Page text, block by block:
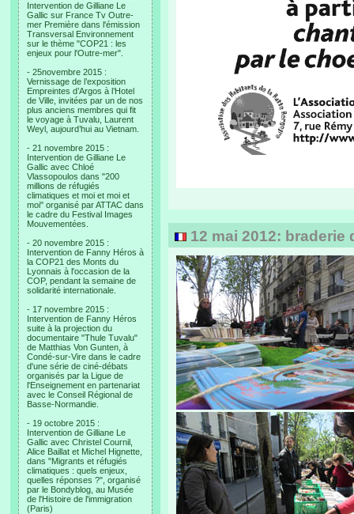
Intervention de Gilliane Le
Gallic sur France Tv Outre-
mer Première dans l'émission
Transversal Environnement
sur le thème "COP21 : les
enjeux pour l'Outre-mer".
- 25novembre 2015 :
Vernissage de l’exposition
Empreintes d’Argos à l’Hotel
de Ville, invitées par un de nos
plus anciens membres qui fit
le voyage à Tuvalu, Laurent
Weyl, aujourd’hui au Vietnam.
- 21 novembre 2015 :
Intervention de Gilliane Le
Gallic avec Chloé
Vlassopoulos dans "200
millions de réfugiés
climatiques et moi et moi et
moi" organisé par ATTAC dans
le cadre du Festival Images
Mouvementées.
- 20 novembre 2015 :
Intervention de Fanny Héros à
la COP21 des Monts du
Lyonnais à l'occasion de la
COP, pendant la semaine de
solidarité internationale.
- 17 novembre 2015 :
Intervention de Fanny Héros
suite à la projection du
documentaire "Thule Tuvalu"
de Matthias Von Gunten, à
Condé-sur-Vire dans le cadre
d'une série de ciné-débats
organisés par la Ligue de
l'Enseignement en partenariat
avec le Conseil Régional de
Basse-Normandie.
- 19 octobre 2015 :
Intervention de Gilliane Le
Gallic avec Christel Cournil,
Alice Baillat et Michel Hignette,
dans "Migrants et réfugiés
climatiques : quels enjeux,
quelles réponses ?", organisé
par le Bondyblog, au Musée
de l'Histoire de l'immigration
(Paris)
12 mai 2012: braderie